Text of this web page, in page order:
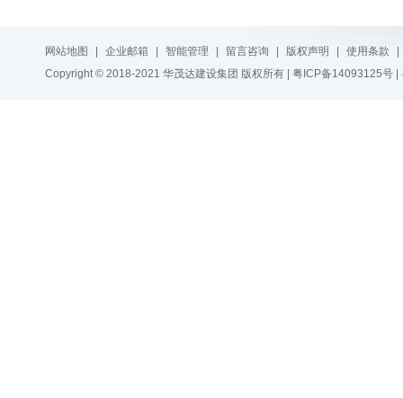
网站地图 企业邮箱 智能管理 留言咨询 版权声明 使用条款
Copyright © 2018-2021 华茂达建设集团 版权所有 | 粤ICP备14093125号